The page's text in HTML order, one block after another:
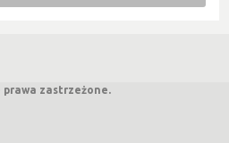
prawa zastrzeżone.